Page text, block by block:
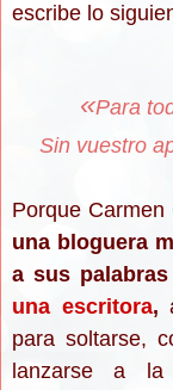
escribe lo
«Para
Sin vuestro
Porque Carmen
una bloguera
a sus
una escritora,
para soltarse,
lanzarse a la